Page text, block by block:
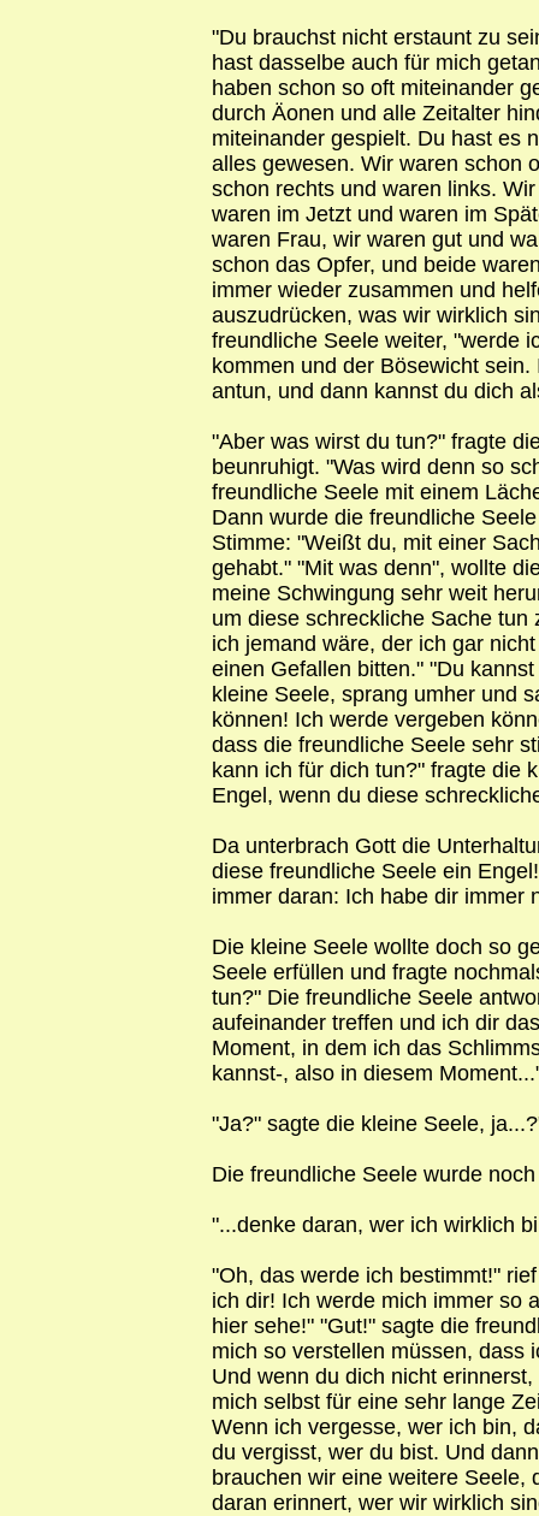
"Du brauchst nicht erstaunt zu
hast dasselbe auch für mich
haben schon so oft miteinander
durch Äonen und alle Zeitalter
miteinander gespielt. Du hast es
alles gewesen. Wir waren schon
schon rechts und waren links.
waren im Jetzt und waren im
waren Frau, wir waren gut und
schon das Opfer, und beide
immer wieder zusammen und
auszudrücken, was wir wirklich
freundliche Seele weiter, "werde
kommen und der Bösewicht
antun, und dann kannst du dich
"Aber was wirst du tun?" fragte
beunruhigt. "Was wird denn so
freundliche Seele mit einem
Dann wurde die freundliche
Stimme: "Weißt du, mit einer
gehabt." "Mit was denn", wollte
meine Schwingung sehr weit
um diese schreckliche Sache
ich jemand wäre, der ich gar
einen Gefallen bitten." "Du
kleine Seele, sprang umher und
können! Ich werde vergeben
dass die freundliche Seele sehr
kann ich für dich tun?" fragte die
Engel, wenn du diese
Da unterbrach Gott die
diese freundliche Seele ein
immer daran: Ich habe dir immer
Die kleine Seele wollte doch so
Seele erfüllen und fragte
tun?" Die freundliche Seele
aufeinander treffen und ich dir
Moment, in dem ich das
kannst-, also in diesem
"Ja?" sagte die kleine Seele,
Die freundliche Seele wurde
"...denke daran, wer ich wirklich
"Oh, das werde ich bestimmt!"
ich dir! Ich werde mich immer so
hier sehe!" "Gut!" sagte die
mich so verstellen müssen, dass
Und wenn du dich nicht
mich selbst für eine sehr lange
Wenn ich vergesse, wer ich bin,
du vergisst, wer du bist. Und
brauchen wir eine weitere Seele,
daran erinnert, wer wir wirklich